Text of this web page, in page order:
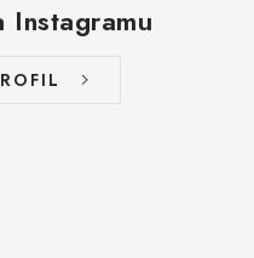
Instagramu